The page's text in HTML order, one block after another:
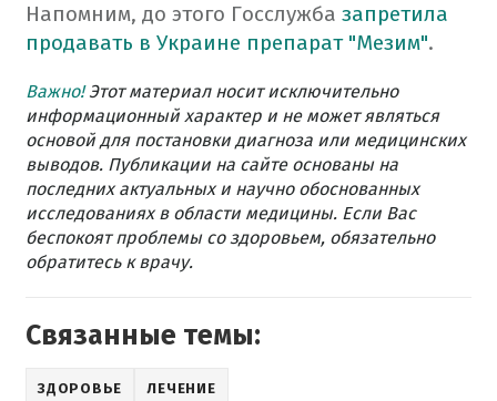
Напомним, до этого Госслужба запретила
продавать в Украине препарат "Мезим".
Важно!Этот материал носит исключительно
информационный характер и не может являться
основой для постановки диагноза или медицинских
выводов. Публикации на сайте основаны на
последних актуальных и научно обоснованных
исследованиях в области медицины. Если Вас
беспокоят проблемы со здоровьем, обязательно
обратитесь к врачу.
Связанные темы:
ЗДОРОВЬЕ ЛЕЧЕНИЕ